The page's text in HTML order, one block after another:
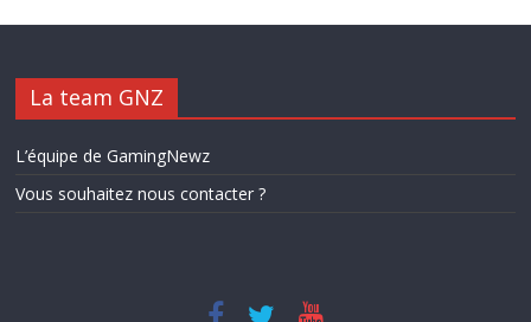
La team GNZ
L’équipe de GamingNewz
Vous souhaitez nous contacter ?